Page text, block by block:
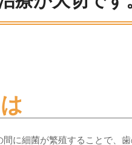
間に細菌が繁殖することで、